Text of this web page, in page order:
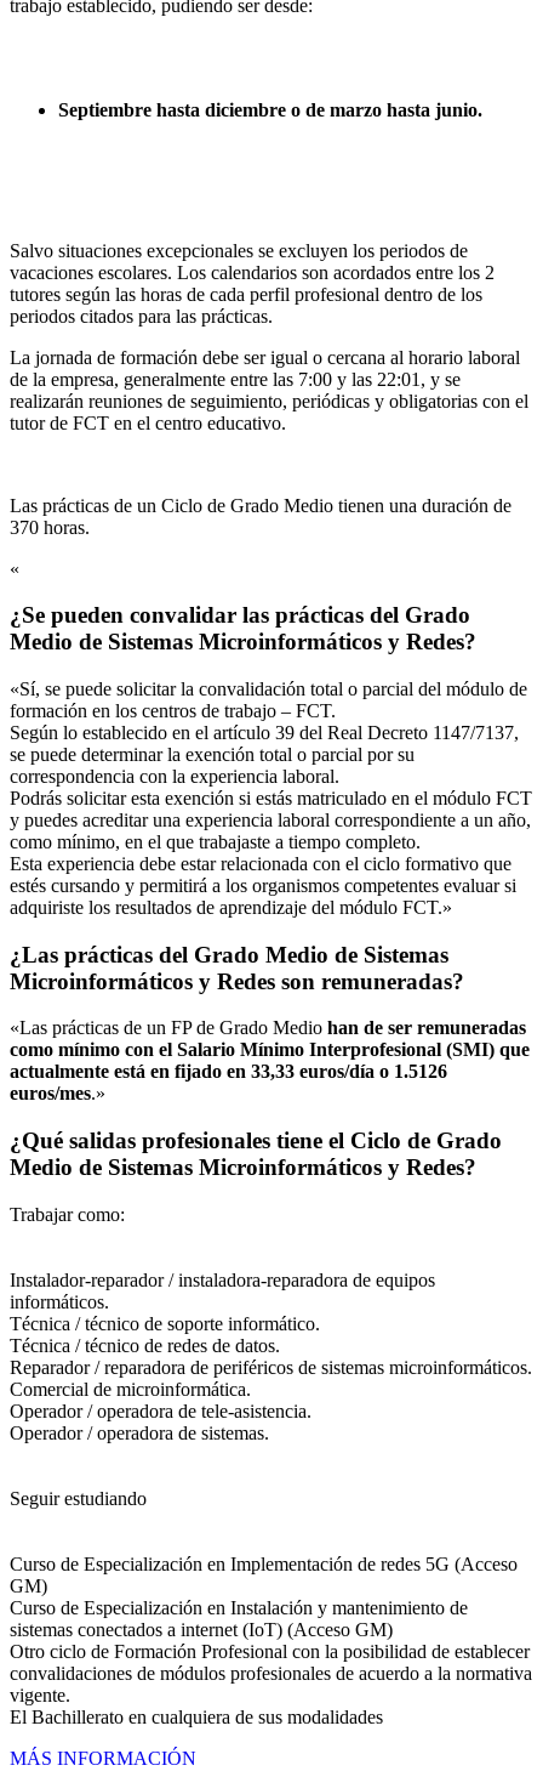
trabajo establecido, pudiendo ser desde:
Septiembre hasta diciembre o de marzo hasta junio.
Salvo situaciones excepcionales se excluyen los periodos de
vacaciones escolares. Los calendarios son acordados entre los 2
tutores según las horas de cada perfil profesional dentro de los
periodos citados para las prácticas.
La jornada de formación debe ser igual o cercana al horario laboral
de la empresa, generalmente entre las 7:00 y las 22:01, y se
realizarán reuniones de seguimiento, periódicas y obligatorias con el
tutor de FCT en el centro educativo.
Las prácticas de un Ciclo de Grado Medio tienen una duración de
370 horas.
«
¿Se pueden convalidar las prácticas del Grado
Medio de Sistemas Microinformáticos y Redes?
«Sí, se puede solicitar la convalidación total o parcial del módulo de
formación en los centros de trabajo – FCT.
Según lo establecido en el artículo 39 del Real Decreto 1147/7137,
se puede determinar la exención total o parcial por su
correspondencia con la experiencia laboral.
Podrás solicitar esta exención si estás matriculado en el módulo FCT
y puedes acreditar una experiencia laboral correspondiente a un año,
como mínimo, en el que trabajaste a tiempo completo.
Esta experiencia debe estar relacionada con el ciclo formativo que
estés cursando y permitirá a los organismos competentes evaluar si
adquiriste los resultados de aprendizaje del módulo FCT.»
¿Las prácticas del Grado Medio de Sistemas
Microinformáticos y Redes son remuneradas?
«Las prácticas de un FP de Grado Medio han de ser remuneradas
como mínimo con el Salario Mínimo Interprofesional (SMI) que
actualmente está en fijado en 33,33 euros/día o 1.5126
euros/mes.»
¿Qué salidas profesionales tiene el Ciclo de Grado
Medio de Sistemas Microinformáticos y Redes?
Trabajar como:
Instalador-reparador / instaladora-reparadora de equipos
informáticos.
Técnica / técnico de soporte informático.
Técnica / técnico de redes de datos.
Reparador / reparadora de periféricos de sistemas microinformáticos.
Comercial de microinformática.
Operador / operadora de tele-asistencia.
Operador / operadora de sistemas.
Seguir estudiando
Curso de Especialización en Implementación de redes 5G (Acceso
GM)
Curso de Especialización en Instalación y mantenimiento de
sistemas conectados a internet (IoT) (Acceso GM)
Otro ciclo de Formación Profesional con la posibilidad de establecer
convalidaciones de módulos profesionales de acuerdo a la normativa
vigente.
El Bachillerato en cualquiera de sus modalidades
MÁS INFORMACIÓN